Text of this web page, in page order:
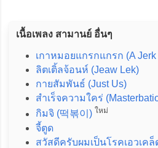
เนื้อเพลง สามานย์ อื่นๆ
เกาหมอยแกรกแกรก (A Jerk
ลิตเติ้ลจ้อนห์ (Jeaw Lek)
กายสัมพันธ์ (Just Us)
สำเร็จความใคร่
กิมจิ (떡볶이) ใหม่
จี้ตูด
สวัสดีครับผมเป็นโรคเอวเคล็